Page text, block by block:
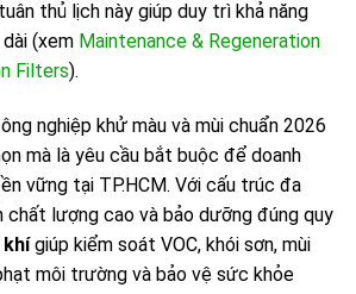
thủ lịch này giúp duy trì khả năng
dài (xem Maintenance & Regeneration
Filters).
nghiệp khử màu và mùi chuẩn 2026
mà là yêu cầu bắt buộc để doanh
vững tại TP.HCM. Với cấu trúc đa
chất lượng cao và bảo dưỡng đúng quy
khígiúp kiểm soát VOC, khói sơn, mùi
môi trường và bảo vệ sức khỏe